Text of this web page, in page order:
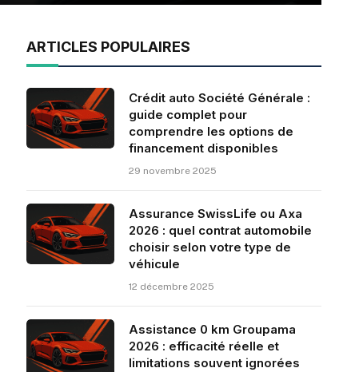
ARTICLES POPULAIRES
Crédit auto Société Générale :
guide complet pour
comprendre les options de
financement disponibles
29 novembre 2025
Assurance SwissLife ou Axa
2026 : quel contrat automobile
choisir selon votre type de
véhicule
12 décembre 2025
Assistance 0 km Groupama
2026 : efficacité réelle et
limitations souvent ignorées